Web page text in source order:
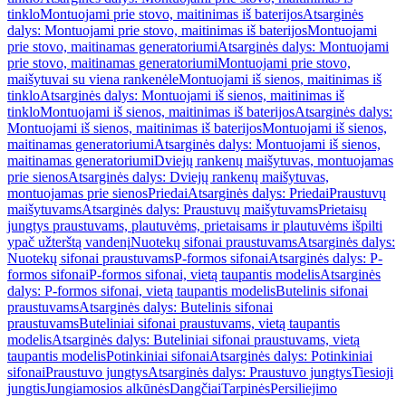
tinkloMontuojami prie stovo, maitinimas iš baterijosAtsarginės
dalys: Montuojami prie stovo, maitinimas iš baterijosMontuojami
prie stovo, maitinamas generatoriumiAtsarginės dalys: Montuojami
prie stovo, maitinamas generatoriumiMontuojami prie stovo,
maišytuvai su viena rankenėleMontuojami iš sienos, maitinimas iš
tinkloAtsarginės dalys: Montuojami iš sienos, maitinimas iš
tinkloMontuojami iš sienos, maitinimas iš baterijosAtsarginės dalys:
Montuojami iš sienos, maitinimas iš baterijosMontuojami iš sienos,
maitinamas generatoriumiAtsarginės dalys: Montuojami iš sienos,
maitinamas generatoriumiDviejų rankenų maišytuvas, montuojamas
prie sienosAtsarginės dalys: Dviejų rankenų maišytuvas,
montuojamas prie sienosPriedaiAtsarginės dalys: PriedaiPraustuvų
maišytuvamsAtsarginės dalys: Praustuvų maišytuvamsPrietaisų
jungtys praustuvams, plautuvėms, prietaisams ir plautuvėms išpilti
ypač užterštą vandenįNuotekų sifonai praustuvamsAtsarginės dalys:
Nuotekų sifonai praustuvamsP-formos sifonaiAtsarginės dalys: P-
formos sifonaiP-formos sifonai, vietą taupantis modelisAtsarginės
dalys: P-formos sifonai, vietą taupantis modelisButelinis sifonai
praustuvamsAtsarginės dalys: Butelinis sifonai
praustuvamsButeliniai sifonai praustuvams, vietą taupantis
modelisAtsarginės dalys: Buteliniai sifonai praustuvams, vietą
taupantis modelisPotinkiniai sifonaiAtsarginės dalys: Potinkiniai
sifonaiPraustuvo jungtysAtsarginės dalys: Praustuvo jungtysTiesioji
jungtisJungiamosios alkūnėsDangčiaiTarpinėsPersiliejimo